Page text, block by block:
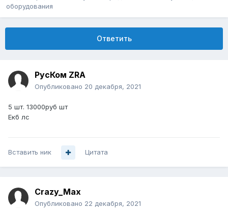
оборудования
Ответить
РусКом ZRA
Опубликовано 20 декабря, 2021
5 шт. 13000руб шт
Екб лс
Вставить ник Цитата
Crazy_Max
Опубликовано 22 декабря, 2021